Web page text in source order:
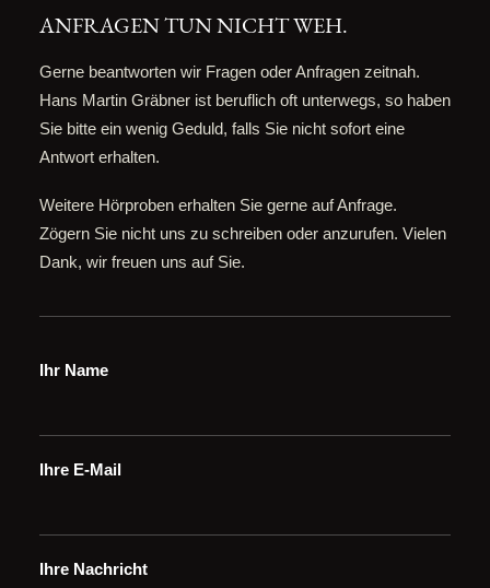
DISCOGRAPHIE
REINHÖREN
KONTAKT
ANFRAGEN TUN NICHT WEH.
Gerne beantworten wir Fragen oder Anfragen zeitnah.
Hans Martin Gräbner ist beruflich oft unterwegs, so haben
Sie bitte ein wenig Geduld, falls Sie nicht sofort eine
Antwort erhalten.
Weitere Hörproben erhalten Sie gerne auf Anfrage.
Zögern Sie nicht uns zu schreiben oder anzurufen. Vielen
Dank, wir freuen uns auf Sie.
Ihr Name
Ihre E-Mail
Ihre Nachricht